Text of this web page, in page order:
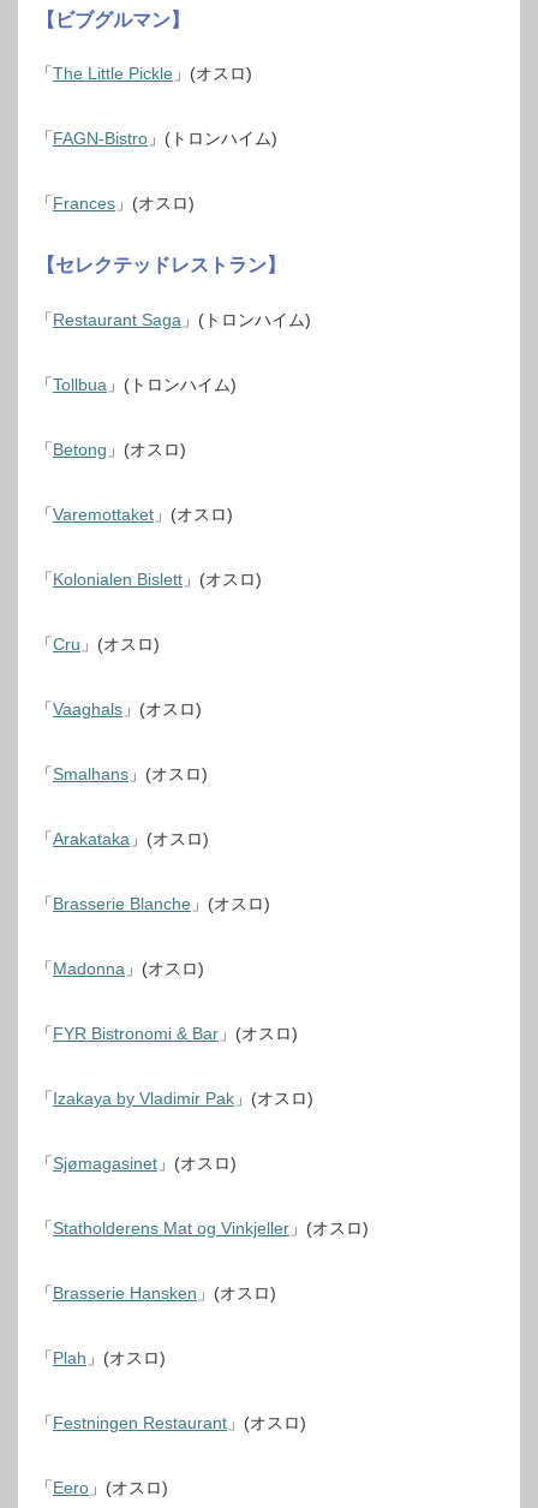
【ビブグルマン】
「The Little Pickle 」(オスロ)
「FAGN-Bistro 」(トロンハイム)
「Frances 」(オスロ)
【セレクテッドレストラン】
「Restaurant Saga 」(トロンハイム)
「Tollbua 」(トロンハイム)
「Betong 」(オスロ)
「Varemottaket 」(オスロ)
「Kolonialen Bislett 」(オスロ)
「Cru 」(オスロ)
「Vaaghals 」(オスロ)
「Smalhans 」(オスロ)
「Arakataka 」(オスロ)
「Brasserie Blanche 」(オスロ)
「Madonna 」(オスロ)
「FYR Bistronomi & Bar 」(オスロ)
「Izakaya by Vladimir Pak 」(オスロ)
「Sjømagasinet 」(オスロ)
「Statholderens Mat og Vinkjeller 」(オスロ)
「Brasserie Hansken 」(オスロ)
「Plah 」(オスロ)
「Festningen Restaurant 」(オスロ)
「Eero 」(オスロ)